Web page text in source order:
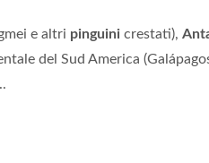
e altri pinguini crestati),
del Sud America